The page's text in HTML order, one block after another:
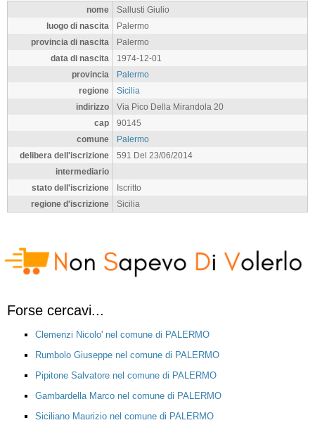
nome
Sallusti Giulio
luogo di nascita
Palermo
provincia di nascita
Palermo
data di nascita
1974-12-01
provincia
Palermo
regione
Sicilia
indirizzo
Via Pico Della Mirandola 20
cap
90145
comune
Palermo
delibera dell'iscrizione
591 Del 23/06/2014
intermediario
stato dell'iscrizione
Iscritto
regione d'iscrizione
Sicilia
Forse cercavi...
Clemenzi Nicolo' nel comune di PALERMO
Rumbolo Giuseppe nel comune di PALERMO
Pipitone Salvatore nel comune di PALERMO
Gambardella Marco nel comune di PALERMO
Siciliano Maurizio nel comune di PALERMO